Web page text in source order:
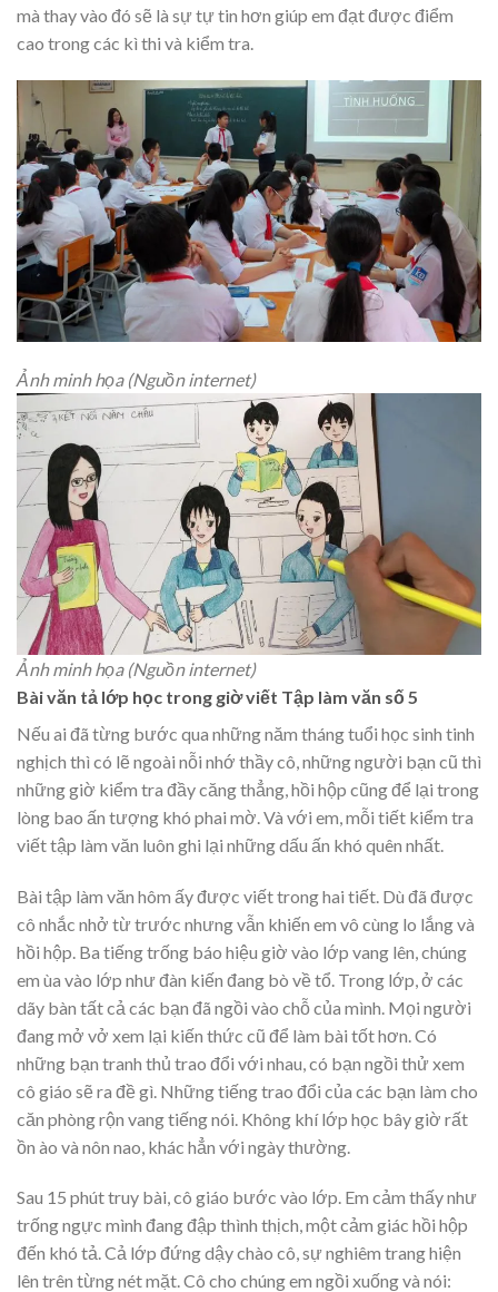
mà thay vào đó sẽ là sự tự tin hơn giúp em đạt được điểm
cao trong các kì thi và kiểm tra.
Ảnh minh họa (Nguồn internet)
Ảnh minh họa (Nguồn internet)
Bài văn tả lớp học trong giờ viết Tập làm văn số 5
Nếu ai đã từng bước qua những năm tháng tuổi học sinh tinh
nghịch thì có lẽ ngoài nỗi nhớ thầy cô, những người bạn cũ thì
những giờ kiểm tra đầy căng thẳng, hồi hộp cũng để lại trong
lòng bao ấn tượng khó phai mờ. Và với em, mỗi tiết kiểm tra
viết tập làm văn luôn ghi lại những dấu ấn khó quên nhất.
Bài tập làm văn hôm ấy được viết trong hai tiết. Dù đã được
cô nhắc nhở từ trước nhưng vẫn khiến em vô cùng lo lắng và
hồi hộp. Ba tiếng trống báo hiệu giờ vào lớp vang lên, chúng
em ùa vào lớp như đàn kiến đang bò về tổ. Trong lớp, ở các
dãy bàn tất cả các bạn đã ngồi vào chỗ của mình. Mọi người
đang mở vở xem lại kiến thức cũ để làm bài tốt hơn. Có
những bạn tranh thủ trao đổi với nhau, có bạn ngồi thử xem
cô giáo sẽ ra đề gì. Những tiếng trao đổi của các bạn làm cho
căn phòng rộn vang tiếng nói. Không khí lớp học bây giờ rất
ồn ào và nôn nao, khác hẳn với ngày thường.
Sau 15 phút truy bài, cô giáo bước vào lớp. Em cảm thấy như
trống ngực mình đang đập thình thịch, một cảm giác hồi hộp
đến khó tả. Cả lớp đứng dậy chào cô, sự nghiêm trang hiện
lên trên từng nét mặt. Cô cho chúng em ngồi xuống và nói: